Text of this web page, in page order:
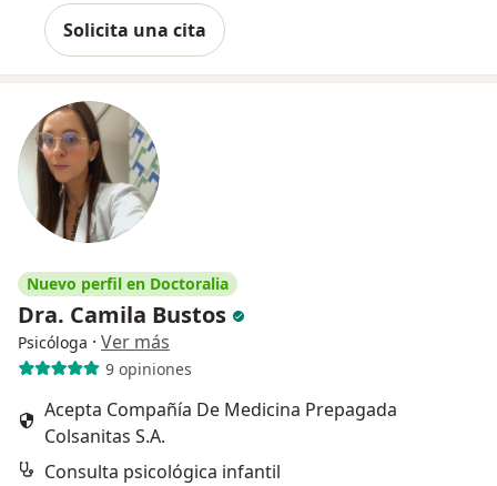
Solicita una cita
Nuevo perfil en Doctoralia
Dra. Camila Bustos
Psicóloga · Ver más
9 opiniones
Acepta Compañía De Medicina Prepagada
Colsanitas S.A.
Consulta psicológica infantil